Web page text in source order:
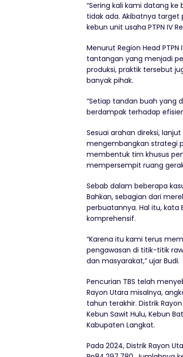
“Sering kali kami datang
tidak ada. Akibatnya target
kebun unit usaha PTPN IV
Menurut Region Head
tantangan yang menjadi
produksi, praktik tersebut
banyak pihak.
“Setiap tandan buah yang
berdampak terhadap
Sesuai arahan direksi,
mengembangkan strategi
membentuk tim khusus
mempersempit ruang
Sebab dalam beberapa
Bahkan, sebagian dari
perbuatannya. Hal itu,
komprehensif.
“Karena itu kami terus
pengawasan di titik-titik
dan masyarakat,” ujar Budi.
Pencurian TBS telah
Rayon Utara misalnya,
tahun terakhir. Distrik
Kebun Sawit Hulu, Kebun
Kabupaten Langkat.
Pada 2024, Distrik Rayon